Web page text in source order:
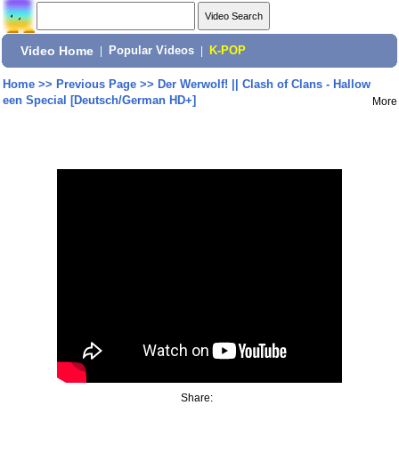
Video Home Popular Videos K-POP
Home>> Previous Page>> Der Werwolf! || Clash of Clans - Hallow
een Special [Deutsch/German HD+]
More
Share: